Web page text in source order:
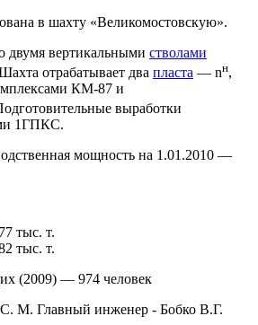
в шахту «Великомостовскую».
двумя вертикальными стволами
отрабатывает два пласта — nн,
КМ-87 и
выработки
1ГПКС.
мощность на 1.01.2010 —
тыс. т.
тыс. т.
(2009) — 974 человек
М. Главный инженер - Бобко В.Г.